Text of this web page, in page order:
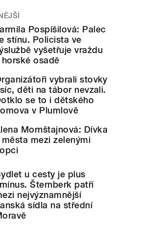
Pospíšilová: Palec
stínu. Policista ve
vyšetřuje vraždu
horské osadě
vybrali stovky
děti na tábor nevzali.
se to i dětského
v Plumlově
Mornštajnová: Dívka
města mezi zelenými
u cesty je plus
Šternberk patří
nejvýznamnější
sídla na střední